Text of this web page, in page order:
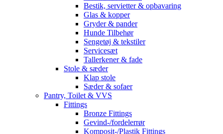
Bestik, servietter & opbavaring
Glas & kopper
Gryder & pander
Hunde Tilbehør
Sengetøj & tekstiler
Servicesæt
Tallerkener & fade
Stole & sæder
Klap stole
Sæder & sofaer
Pantry, Toilet & VVS
Fittings
Bronze Fittings
Gevind-/fordelerrør
Komposit-/Plastik Fittings